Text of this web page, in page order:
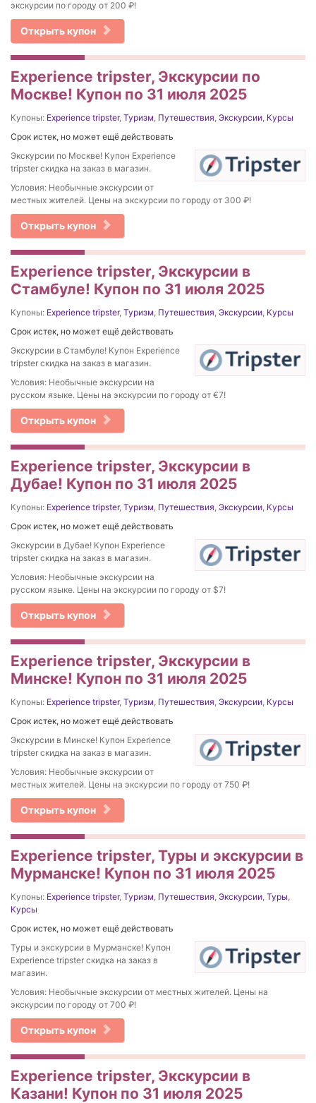
экскурсии по городу от 200 ₽!
Открыть купон
Experience tripster, Экскурсии по
Москве! Купон по 31 июля 2025
Купоны: Experience tripster, Туризм, Путешествия, Экскурсии, Курсы
Срок истек, но может ещё действовать
Экскурсии по Москве! Купон Experience
tripster скидка на заказ в магазин.
Условия: Необычные экскурсии от
местных жителей. Цены на экскурсии по городу от 300 ₽!
Открыть купон
Experience tripster, Экскурсии в
Стамбуле! Купон по 31 июля 2025
Купоны: Experience tripster, Туризм, Путешествия, Экскурсии, Курсы
Срок истек, но может ещё действовать
Экскурсии в Стамбуле! Купон Experience
tripster скидка на заказ в магазин.
Условия: Необычные экскурсии на
русском языке. Цены на экскурсии по городу от €7!
Открыть купон
Experience tripster, Экскурсии в
Дубае! Купон по 31 июля 2025
Купоны: Experience tripster, Туризм, Путешествия, Экскурсии, Курсы
Срок истек, но может ещё действовать
Экскурсии в Дубае! Купон Experience
tripster скидка на заказ в магазин.
Условия: Необычные экскурсии на
русском языке. Цены на экскурсии по городу от $7!
Открыть купон
Experience tripster, Экскурсии в
Минске! Купон по 31 июля 2025
Купоны: Experience tripster, Туризм, Путешествия, Экскурсии, Курсы
Срок истек, но может ещё действовать
Экскурсии в Минске! Купон Experience
tripster скидка на заказ в магазин.
Условия: Необычные экскурсии от
местных жителей. Цены на экскурсии по городу от 750 ₽!
Открыть купон
Experience tripster, Туры и экскурсии в
Мурманске! Купон по 31 июля 2025
Купоны: Experience tripster, Туризм, Путешествия, Экскурсии, Туры,
Курсы
Срок истек, но может ещё действовать
Туры и экскурсии в Мурманске! Купон
Experience tripster скидка на заказ в
магазин.
Условия: Необычные экскурсии от местных жителей. Цены на
экскурсии по городу от 700 ₽!
Открыть купон
Experience tripster, Экскурсии в
Казани! Купон по 31 июля 2025